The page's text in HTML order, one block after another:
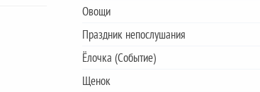
Овощи
Праздник непослушания
Ёлочка (Событие)
Щенок